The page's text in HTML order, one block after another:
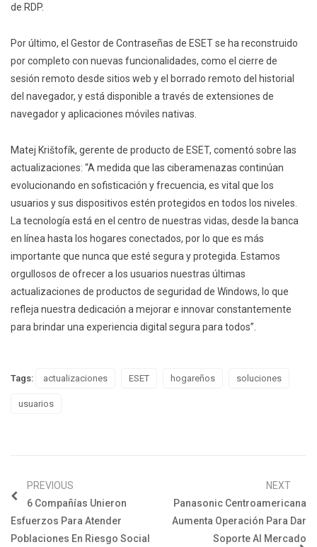
de RDP.
Por último, el Gestor de Contraseñas de ESET se ha reconstruido
por completo con nuevas funcionalidades, como el cierre de
sesión remoto desde sitios web y el borrado remoto del historial
del navegador, y está disponible a través de extensiones de
navegador y aplicaciones móviles nativas.
Matej Krištofík, gerente de producto de ESET, comentó sobre las
actualizaciones: “A medida que las ciberamenazas continúan
evolucionando en sofisticación y frecuencia, es vital que los
usuarios y sus dispositivos estén protegidos en todos los niveles.
La tecnología está en el centro de nuestras vidas, desde la banca
en línea hasta los hogares conectados, por lo que es más
importante que nunca que esté segura y protegida. Estamos
orgullosos de ofrecer a los usuarios nuestras últimas
actualizaciones de productos de seguridad de Windows, lo que
refleja nuestra dedicación a mejorar e innovar constantemente
para brindar una experiencia digital segura para todos”.
Tags: actualizaciones ESET hogareños soluciones
usuarios
PREVIOUS
6 Compañías Unieron
Esfuerzos Para Atender
Poblaciones En Riesgo Social
NEXT
Panasonic Centroamericana
Aumenta Operación Para Dar
Soporte Al Mercado